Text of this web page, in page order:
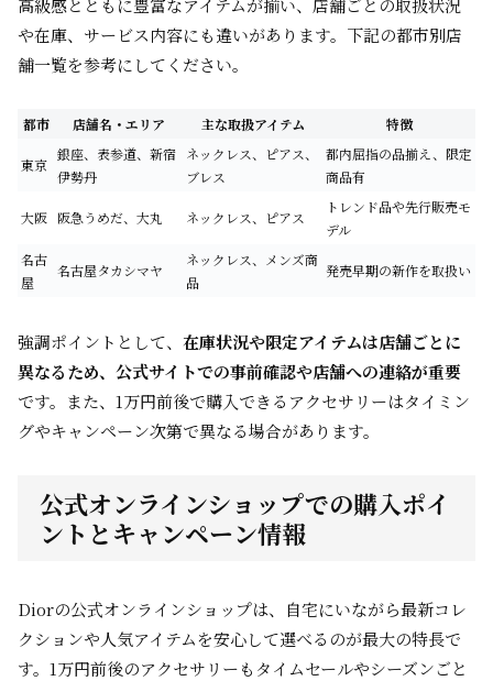
高級感とともに豊富なアイテムが揃い、店舗ごとの取扱状況
や在庫、サービス内容にも違いがあります。下記の都市別店
舗一覧を参考にしてください。
都市 店舗名・エリア 主な取扱アイテム 特徴
東京
銀座、表参道、新宿
伊勢丹
ネックレス、ピアス、
ブレス
都内屈指の品揃え、限定
商品有
大阪 阪急うめだ、大丸 ネックレス、ピアス
トレンド品や先行販売モ
デル
名古
屋
名古屋タカシマヤ
ネックレス、メンズ商
品
発売早期の新作を取扱い
強調ポイントとして、 在庫状況や限定アイテムは店舗ごとに
異なるため、公式サイトでの事前確認や店舗への連絡が重要
です。また、1万円前後で購入できるアクセサリーはタイミン
グやキャンペーン次第で異なる場合があります。
公式オンラインショップでの購入ポイ
ントとキャンペーン情報
Diorの公式オンラインショップは、自宅にいながら最新コレ
クションや人気アイテムを安心して選べるのが最大の特長で
す。1万円前後のアクセサリーもタイムセールやシーズンごと